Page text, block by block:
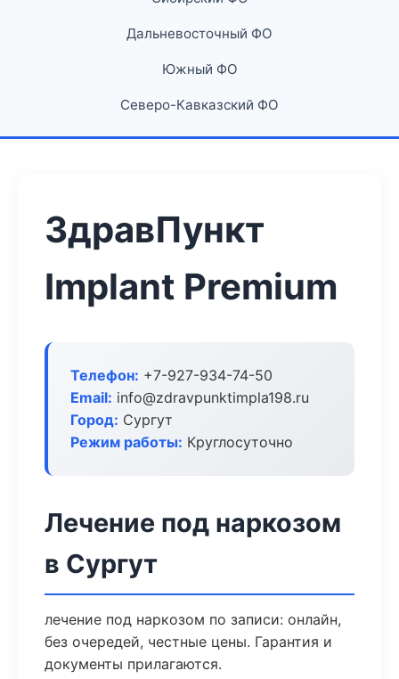
Дальневосточный ФО
Южный ФО
Северо-Кавказский ФО
ЗдравПункт
Implant Premium
Телефон: +7-927-934-74-50
Email: info@zdravpunktimpla198.ru
Город: Сургут
Режим работы: Круглосуточно
Лечение под наркозом
в Сургут
лечение под наркозом по записи: онлайн,
без очередей, честные цены. Гарантия и
документы прилагаются.